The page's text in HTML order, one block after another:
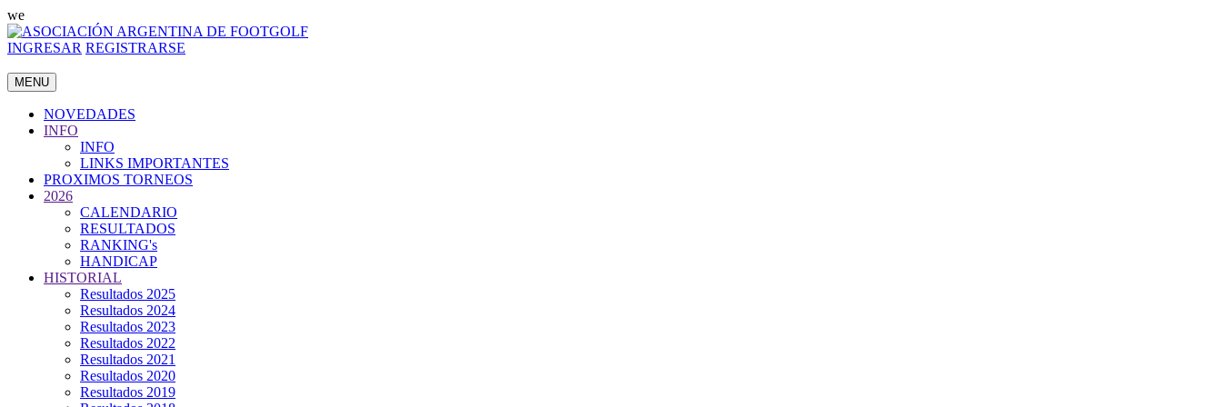
we
INGRESAR REGISTRARSE
MENU
NOVEDADES
INFO
INFO
LINKS IMPORTANTES
PROXIMOS TORNEOS
2026
CALENDARIO
RESULTADOS
RANKING's
HANDICAP
HISTORIAL
Resultados 2025
Resultados 2024
Resultados 2023
Resultados 2022
Resultados 2021
Resultados 2020
Resultados 2019